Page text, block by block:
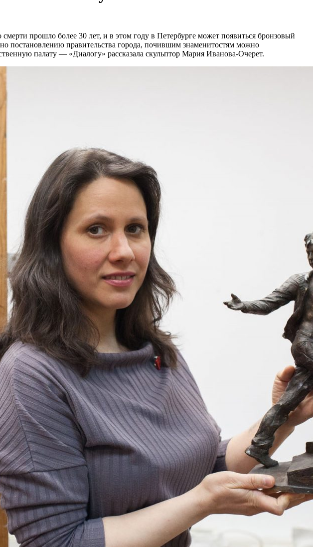
прошло более 30 лет, и в этом году в Петербурге может появиться бронзовый
постановлению правительства города, почившим знаменитостям можно
палату — «Диалогу» рассказала скульптор Мария Иванова-Очерет.